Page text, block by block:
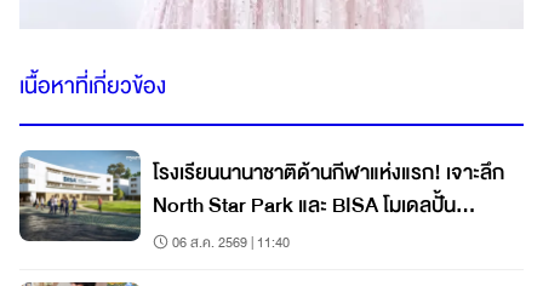
เนื้อหาที่เกี่ยวข้อง
โรงเรียนนานาชาติด้านกีฬาแห่งแรก! เจาะลึก
North Star Park และ BISA โมเดลปั้น
นักกีฬาแนวใหม่
06 ส.ค. 2569 | 11:40